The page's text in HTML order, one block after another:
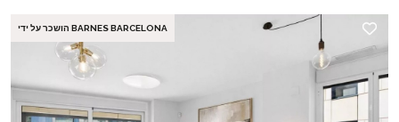
הושכר על ידי BARNES BARCELONA